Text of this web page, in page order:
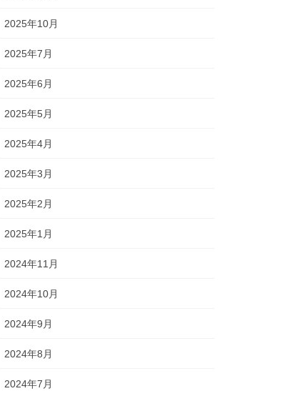
2025年10月
2025年7月
2025年6月
2025年5月
2025年4月
2025年3月
2025年2月
2025年1月
2024年11月
2024年10月
2024年9月
2024年8月
2024年7月